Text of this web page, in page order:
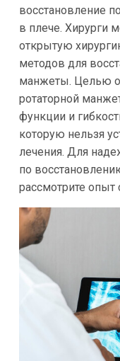
восстановление
в плече. Хирурги
открытую
методов для
манжеты. Целью
ротаторной
функции и
которую нельзя
лечения. Для
по
рассмотрите опыт